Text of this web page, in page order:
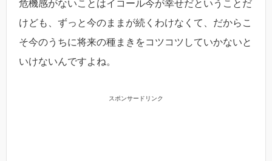
危機感がないことはイコール今が幸せだということだ
けども、ずっと今のままが続くわけなくて、だからこ
そ今のうちに将来の種まきをコツコツしていかないと
いけないんですよね。
スポンサードリンク